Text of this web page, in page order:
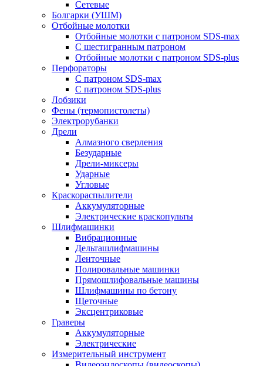
Сетевые
Болгарки (УШМ)
Отбойные молотки
Отбойные молотки с патроном SDS-max
С шестигранным патроном
Отбойные молотки с патроном SDS-plus
Перфораторы
С патроном SDS-max
С патроном SDS-plus
Лобзики
Фены (термопистолеты)
Электрорубанки
Дрели
Алмазного сверления
Безударные
Дрели-миксеры
Ударные
Угловые
Краскораспылители
Аккумуляторные
Электрические краскопульты
Шлифмашинки
Вибрационные
Дельташлифмашины
Ленточные
Полировальные машинки
Прямошлифовальные машины
Шлифмашины по бетону
Щеточные
Эксцентриковые
Граверы
Аккумуляторные
Электрические
Измерительный инструмент